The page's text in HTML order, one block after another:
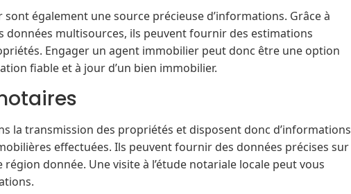
également une source précieuse d’informations. Grâce à
données multisources, ils peuvent fournir des estimations
Engager un agent immobilier peut donc être une option
fiable et à jour d’un bien immobilier.
la transmission des propriétés et disposent donc d’informations
effectuées. Ils peuvent fournir des données précises sur
donnée. Une visite à l’étude notariale locale peut vous